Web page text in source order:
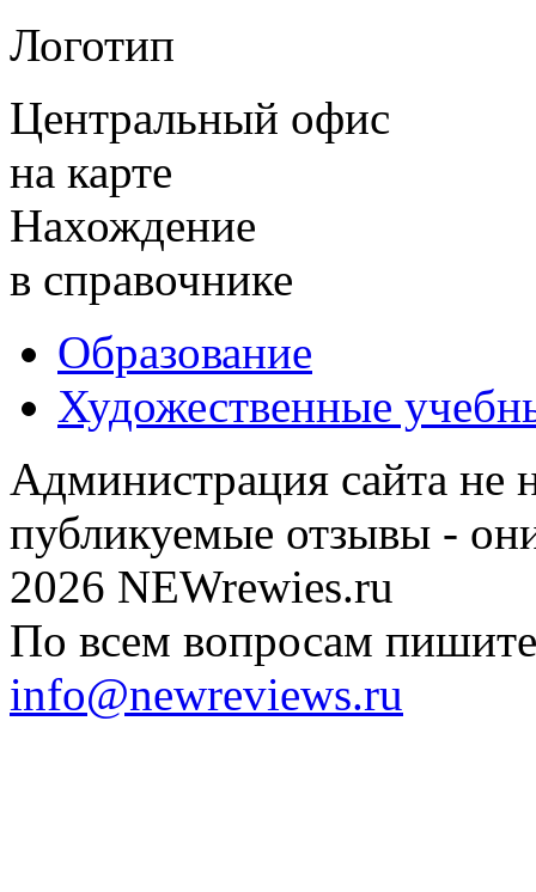
Логотип
Центральный офис
на карте
Нахождение
в справочнике
Образование
Художественные
Администрация сайта не
публикуемые отзывы -
2026 NEWrewies.ru
По всем вопросам
info@newreviews.ru